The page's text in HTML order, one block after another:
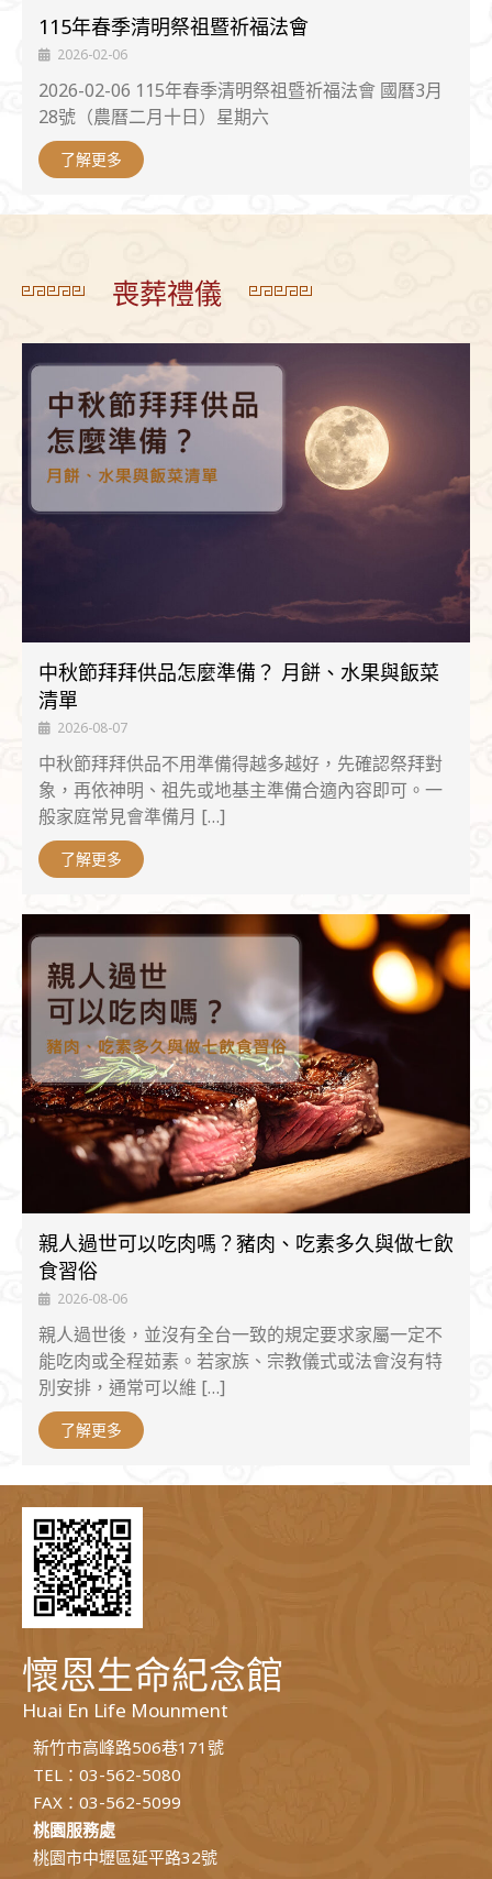
115年春季清明祭祖暨祈福法會
2026-02-06
2026-02-06 115年春季清明祭祖暨祈福法會 國曆3月
28號（農曆二月十日）星期六
了解更多
喪葬禮儀
中秋節拜拜供品怎麼準備？ 月餅、水果與飯菜
清單
2026-08-07
中秋節拜拜供品不用準備得越多越好，先確認祭拜對
象，再依神明、祖先或地基主準備合適內容即可。一
般家庭常見會準備月 […]
了解更多
親人過世可以吃肉嗎？豬肉、吃素多久與做七飲
食習俗
2026-08-06
親人過世後，並沒有全台一致的規定要求家屬一定不
能吃肉或全程茹素。若家族、宗教儀式或法會沒有特
別安排，通常可以維 […]
了解更多
懷恩生命紀念館
Huai En Life Mounment
新竹市高峰路506巷171號
TEL：03-562-5080
FAX：03-562-5099
桃園服務處
桃園市中壢區延平路32號